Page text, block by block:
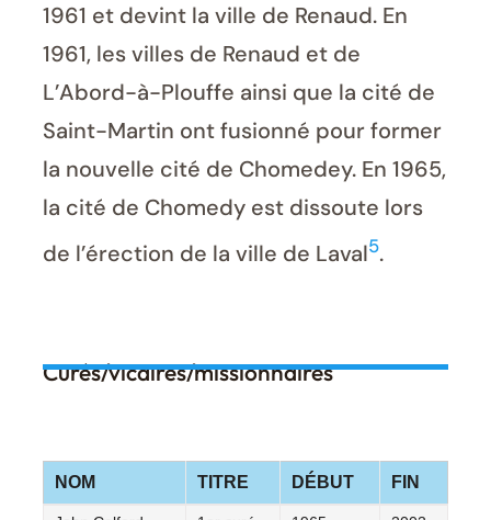
1961 et devint la ville de Renaud. En
1961, les villes de Renaud et de
L’Abord-à-Plouffe ainsi que la cité de
Saint-Martin ont fusionné pour former
la nouvelle cité de Chomedey. En 1965,
la cité de Chomedy est dissoute lors
de l’érection de la ville de Laval5.
Curés/vicaires/missionnaires
NOM TITRE DÉBUT FIN